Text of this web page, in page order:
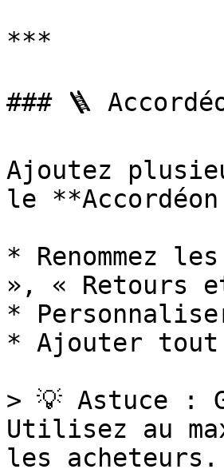
***
### 🪜
Ajoutez
le
* Renommez
», « Retours
*
* Ajouter tout
> 💡 Astuce :
Utilisez au
les acheteurs.